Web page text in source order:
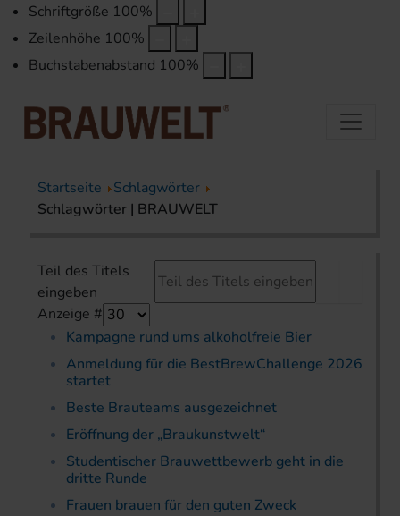
Schriftgröße 100%
Zeilenhöhe 100%
Buchstabenabstand 100%
Startseite
Schlagwörter
Schlagwörter | BRAUWELT
Teil des Titels
eingeben
Anzeige #
Kampagne rund ums alkoholfreie Bier
Anmeldung für die BestBrewChallenge 2026
startet
Beste Brauteams ausgezeichnet
Eröffnung der „Braukunstwelt“
Studentischer Brauwettbewerb geht in die
dritte Runde
Frauen brauen für den guten Zweck